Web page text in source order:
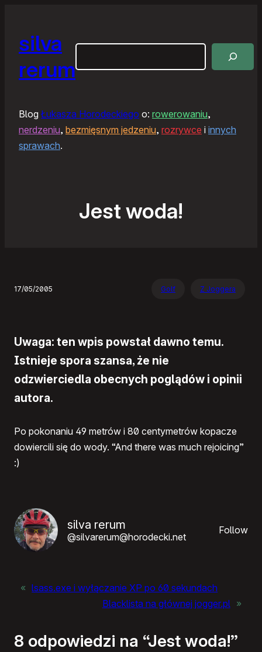
silva
rerum
Blog Łukasza Horodeckiego o: rowerowaniu,
nerdzeniu, bezmięsnym jedzeniu, rozrywce i innych
sprawach.
Jest woda!
17/05/2005 Golf Z Joggera
Uwaga: ten wpis powstał dawno temu.
Istnieje spora szansa, że nie
odzwierciedla obecnych poglądów i opinii
autora.
Po pokonaniu 49 metrów i 80 centymetrów kopacze
dowiercili się do wody. “And there was much rejoicing”
:)
silva rerum
@silvarerum@horodecki.net
Follow
« lsass.exe i wyłączanie XP po 60 sekundach
Blacklista na głównej jogger.pl »
8 odpowiedzi na “Jest woda!”